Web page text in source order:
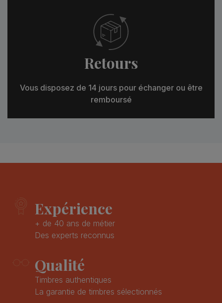
Retours
Vous disposez de 14 jours pour échanger ou être
remboursé
Expérience
+ de 40 ans de métier
Des experts reconnus
Qualité
Timbres authentiques
La garantie de timbres sélectionnés